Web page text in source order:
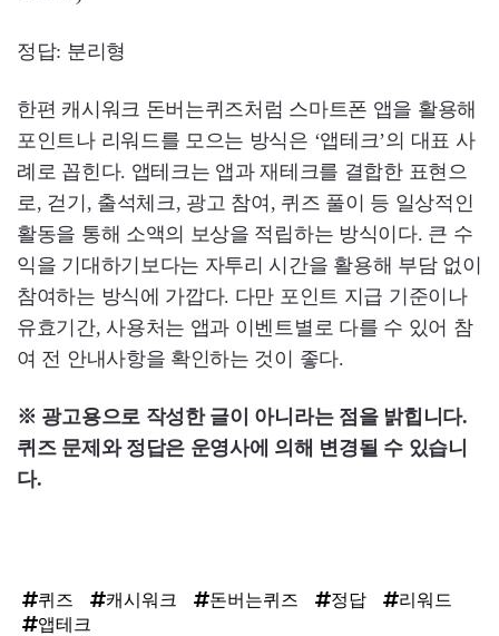
정답: 분리형
한편 캐시워크 돈버는퀴즈처럼 스마트폰 앱을 활용해
포인트나 리워드를 모으는 방식은 ‘앱테크’의 대표 사
례로 꼽힌다. 앱테크는 앱과 재테크를 결합한 표현으
로, 걷기, 출석체크, 광고 참여, 퀴즈 풀이 등 일상적인
활동을 통해 소액의 보상을 적립하는 방식이다. 큰 수
익을 기대하기보다는 자투리 시간을 활용해 부담 없이
참여하는 방식에 가깝다. 다만 포인트 지급 기준이나
유효기간, 사용처는 앱과 이벤트별로 다를 수 있어 참
여 전 안내사항을 확인하는 것이 좋다.
※ 광고용으로 작성한 글이 아니라는 점을 밝힙니다.
퀴즈 문제와 정답은 운영사에 의해 변경될 수 있습니
다.
퀴즈 캐시워크 돈버는퀴즈 정답
리워드
앱테크